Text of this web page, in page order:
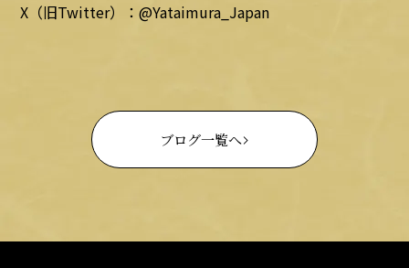
X（旧Twitter）：@Yataimura_Japan
ブログ一覧へ